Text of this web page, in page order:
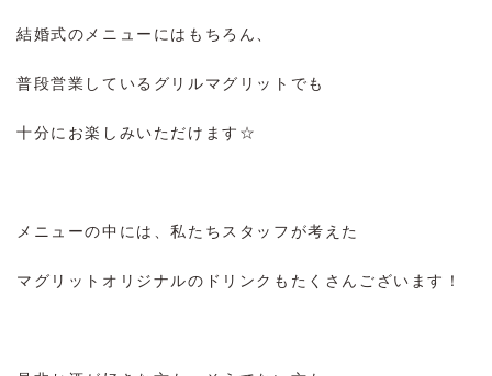
結婚式のメニューにはもちろん、
普段営業しているグリルマグリットでも
十分にお楽しみいただけます☆
メニューの中には、私たちスタッフが考えた
マグリットオリジナルのドリンクもたくさんございます！